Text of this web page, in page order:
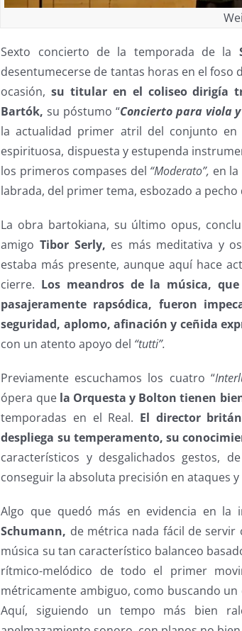
Sexto concierto de la temporada de la
desentumecerse de tantas horas en el foso
ocasión,su titular en el coliseo dirigía
Bartók, su póstumo “Concierto para viola
la actualidad primer atril del conjunto en
espirituosa, dispuesta y estupenda
los primeros compases del “Moderato”, en
labrada, del primer tema, esbozado a
La obra bartokiana, su último opus,
amigo Tibor Serly, es más meditativa y
estaba más presente, aunque aquí hace
cierre. Los meandros de la música,
pasajeramente rapsódica, fueron
seguridad, aplomo, afinación y ceñida
con un atento apoyo del “tutti”.
Previamente escuchamos los cuatro “
ópera que la Orquesta y Bolton tienen
temporadas en el Real. El director
despliega su temperamento, su
característicos y desgalichados gestos,
conseguir la absoluta precisión en ataques y
Algo que quedó más en evidencia en la
Schumann, de métrica nada fácil de
música su tan característico balanceo
rítmico-melódico de todo el primer
métricamente ambiguo, como buscando
Aquí, siguiendo un tempo más bien